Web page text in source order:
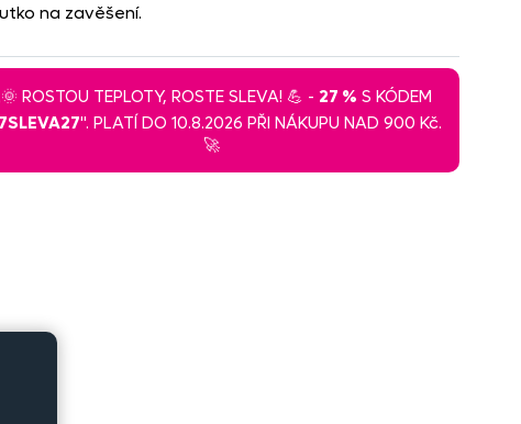
na zavěšení.
ROSTOU TEPLOTY, ROSTE SLEVA! 💪 -27 % S KÓDEM
". PLATÍ DO 10.8.2026 PŘI NÁKUPU NAD 900 Kč.
🚀